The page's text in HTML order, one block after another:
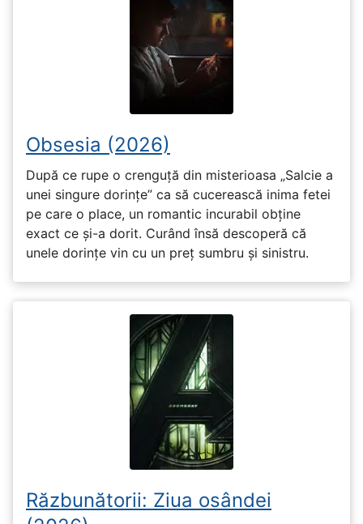
Obsesia (2026)
După ce rupe o crenguță din misterioasa „Salcie a
unei singure dorințe” ca să cucerească inima fetei
pe care o place, un romantic incurabil obține
exact ce și-a dorit. Curând însă descoperă că
unele dorințe vin cu un preț sumbru și sinistru.
Răzbunătorii: Ziua osândei